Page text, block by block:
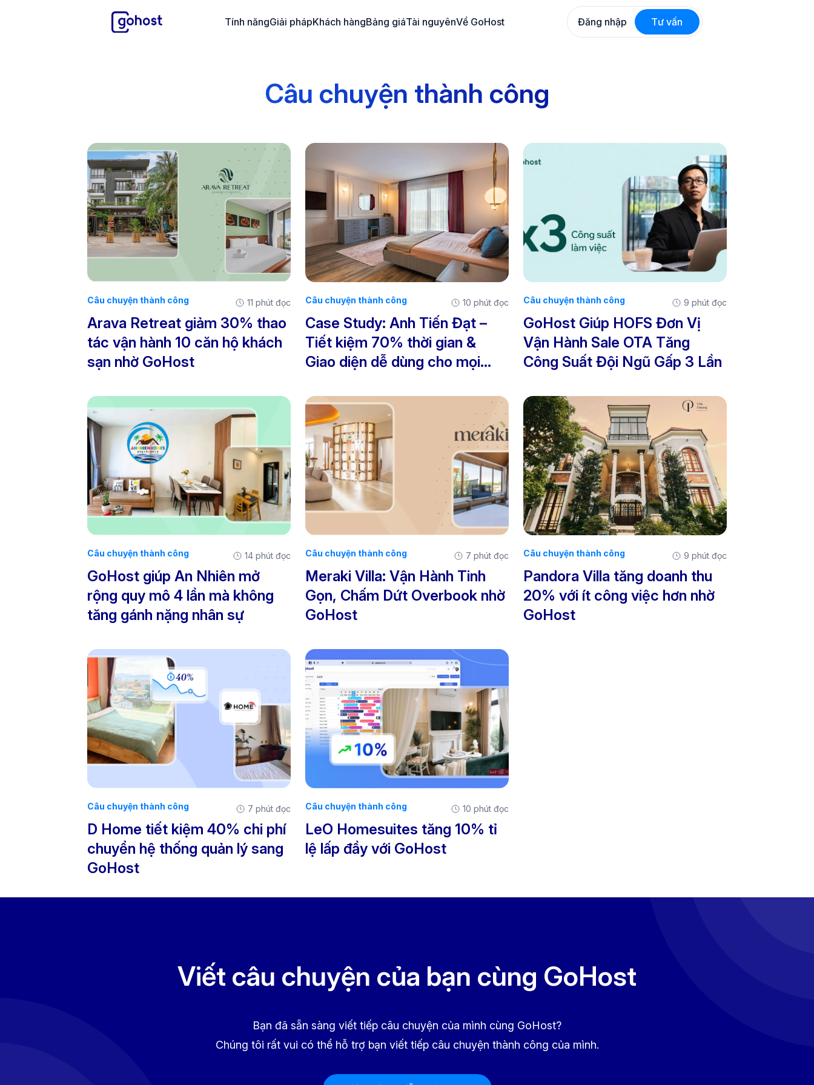
GoHost Tính năngGiải phápKhách hàngBảng giáTài nguyênVề GoHost Đăng nhập Tư vấn
Câu chuyện thành công
Câu chuyện thành công 11 phút đọc
Arava Retreat giảm 30% thao
tác vận hành 10 căn hộ khách
sạn nhờ GoHost
Câu chuyện thành công 10 phút đọc
Case Study: Anh Tiến Đạt –
Tiết kiệm 70% thời gian &
Giao diện dễ dùng cho mọi
Câu chuyện thành công 9 phút đọc
GoHost Giúp HOFS Đơn Vị
Vận Hành Sale OTA Tăng
Công Suất Đội Ngũ Gấp 3 Lần
Câu chuyện thành công 14 phút đọc
GoHost giúp An Nhiên mở
rộng quy mô 4 lần mà không
tăng gánh nặng nhân sự
Câu chuyện thành công 7 phút đọc
Meraki Villa: Vận Hành Tinh
Gọn, Chấm Dứt Overbook nhờ
GoHost
Câu chuyện thành công 9 phút đọc
Pandora Villa tăng doanh thu
20% với ít công việc hơn nhờ
GoHost
Câu chuyện thành công 7 phút đọc
D Home tiết kiệm 40% chi phí
chuyển hệ thống quản lý sang
GoHost
Câu chuyện thành công 10 phút đọc
LeO Homesuites tăng 10% tỉ
lệ lấp đầy với GoHost
Viết câu chuyện của bạn cùng GoHost
Bạn đã sẵn sàng viết tiếp câu chuyện của mình cùng GoHost?
Chúng tôi rất vui có thể hỗ trợ bạn viết tiếp câu chuyện thành công của mình.